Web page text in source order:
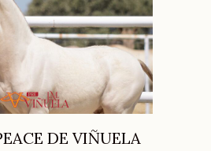
DE VIÑUELA